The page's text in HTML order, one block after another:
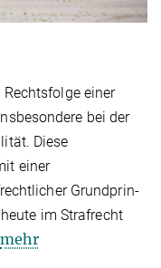
einer
bei der
Diese
einer
Grund­prin­
im Strafrecht
mehr